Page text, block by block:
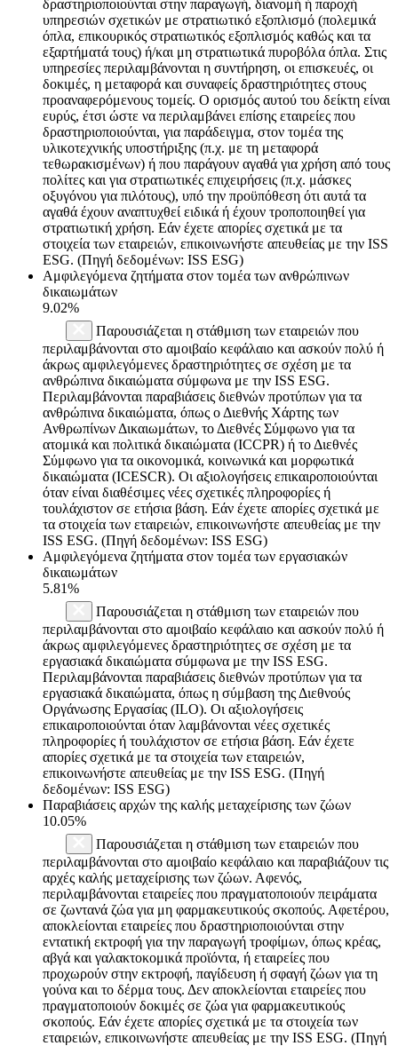
δραστηριοποιούνται στην παραγωγή, διανομή ή παροχή
υπηρεσιών σχετικών με στρατιωτικό εξοπλισμό (πολεμικά
όπλα, επικουρικός στρατιωτικός εξοπλισμός καθώς και τα
εξαρτήματά τους) ή/και μη στρατιωτικά πυροβόλα όπλα. Στις
υπηρεσίες περιλαμβάνονται η συντήρηση, οι επισκευές, οι
δοκιμές, η μεταφορά και συναφείς δραστηριότητες στους
προαναφερόμενους τομείς. Ο ορισμός αυτού του δείκτη είναι
ευρύς, έτσι ώστε να περιλαμβάνει επίσης εταιρείες που
δραστηριοποιούνται, για παράδειγμα, στον τομέα της
υλικοτεχνικής υποστήριξης (π.χ. με τη μεταφορά
τεθωρακισμένων) ή που παράγουν αγαθά για χρήση από τους
πολίτες και για στρατιωτικές επιχειρήσεις (π.χ. μάσκες
οξυγόνου για πιλότους), υπό την προϋπόθεση ότι αυτά τα
αγαθά έχουν αναπτυχθεί ειδικά ή έχουν τροποποιηθεί για
στρατιωτική χρήση. Εάν έχετε απορίες σχετικά με τα
στοιχεία των εταιρειών, επικοινωνήστε απευθείας με την ISS
ESG. (Πηγή δεδομένων: ISS ESG)
Αμφιλεγόμενα ζητήματα στον τομέα των ανθρώπινων
δικαιωμάτων
9.02%
Παρουσιάζεται η στάθμιση των εταιρειών που
περιλαμβάνονται στο αμοιβαίο κεφάλαιο και ασκούν πολύ ή
άκρως αμφιλεγόμενες δραστηριότητες σε σχέση με τα
ανθρώπινα δικαιώματα σύμφωνα με την ISS ESG.
Περιλαμβάνονται παραβιάσεις διεθνών προτύπων για τα
ανθρώπινα δικαιώματα, όπως ο Διεθνής Χάρτης των
Ανθρωπίνων Δικαιωμάτων, το Διεθνές Σύμφωνο για τα
ατομικά και πολιτικά δικαιώματα (ICCPR) ή το Διεθνές
Σύμφωνο για τα οικονομικά, κοινωνικά και μορφωτικά
δικαιώματα (ICESCR). Οι αξιολογήσεις επικαιροποιούνται
όταν είναι διαθέσιμες νέες σχετικές πληροφορίες ή
τουλάχιστον σε ετήσια βάση. Εάν έχετε απορίες σχετικά με
τα στοιχεία των εταιρειών, επικοινωνήστε απευθείας με την
ISS ESG. (Πηγή δεδομένων: ISS ESG)
Αμφιλεγόμενα ζητήματα στον τομέα των εργασιακών
δικαιωμάτων
5.81%
Παρουσιάζεται η στάθμιση των εταιρειών που
περιλαμβάνονται στο αμοιβαίο κεφάλαιο και ασκούν πολύ ή
άκρως αμφιλεγόμενες δραστηριότητες σε σχέση με τα
εργασιακά δικαιώματα σύμφωνα με την ISS ESG.
Περιλαμβάνονται παραβιάσεις διεθνών προτύπων για τα
εργασιακά δικαιώματα, όπως η σύμβαση της Διεθνούς
Οργάνωσης Εργασίας (ILO). Οι αξιολογήσεις
επικαιροποιούνται όταν λαμβάνονται νέες σχετικές
πληροφορίες ή τουλάχιστον σε ετήσια βάση. Εάν έχετε
απορίες σχετικά με τα στοιχεία των εταιρειών,
επικοινωνήστε απευθείας με την ISS ESG. (Πηγή
δεδομένων: ISS ESG)
Παραβιάσεις αρχών της καλής μεταχείρισης των ζώων
10.05%
Παρουσιάζεται η στάθμιση των εταιρειών που
περιλαμβάνονται στο αμοιβαίο κεφάλαιο και παραβιάζουν τις
αρχές καλής μεταχείρισης των ζώων. Αφενός,
περιλαμβάνονται εταιρείες που πραγματοποιούν πειράματα
σε ζωντανά ζώα για μη φαρμακευτικούς σκοπούς. Αφετέρου,
αποκλείονται εταιρείες που δραστηριοποιούνται στην
εντατική εκτροφή για την παραγωγή τροφίμων, όπως κρέας,
αβγά και γαλακτοκομικά προϊόντα, ή εταιρείες που
προχωρούν στην εκτροφή, παγίδευση ή σφαγή ζώων για τη
γούνα και το δέρμα τους. Δεν αποκλείονται εταιρείες που
πραγματοποιούν δοκιμές σε ζώα για φαρμακευτικούς
σκοπούς. Εάν έχετε απορίες σχετικά με τα στοιχεία των
εταιρειών, επικοινωνήστε απευθείας με την ISS ESG. (Πηγή